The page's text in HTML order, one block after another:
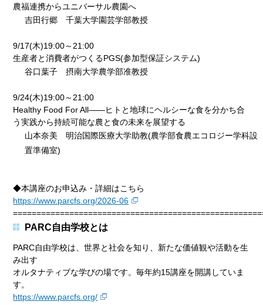
農福連携からユニバーサル農園へ
吉田行郷 千葉大学園芸学部教授
9/17(木)19:00～21:00
生産者と消費者がつくるPGS(参加型保証システム)
谷口葉子 摂南大学農学部准教授
9/24(木)19:00～21:00
Healthy Food For All――ヒトと地球にヘルシーな食を分かち合
う実践から持続可能な農と食の未来を展望する
山本奈美 明治国際医療大学助教(農学部食農エコロジー学科設
置準備室)
◆本講座のお申込み・詳細はこちら
https://www.parcfs.org/2026-06
PARC自由学校とは
PARC自由学校は、世界と社会を知り、新たな価値観や活動を生
み出す
オルタナティブな学びの場です。毎年約15講座を開講していま
す。
https://www.parcfs.org/